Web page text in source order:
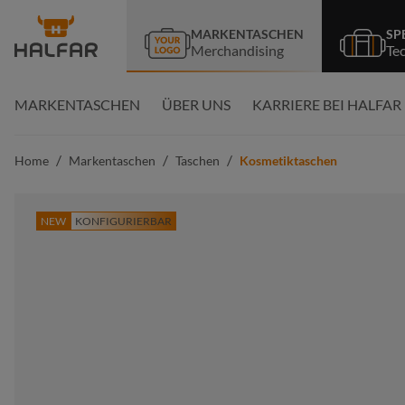
Zur Hauptnavigation springen
MARKENTASCHEN
Merchandising
MARKENTASCHEN ÜBER UNS KARRIERE BEI HALFAR
Home / Markentaschen / Taschen / Kosmetiktaschen
NEW KONFIGURIERBAR